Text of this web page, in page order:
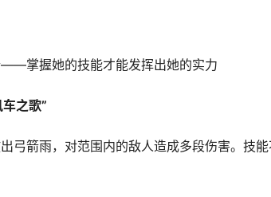
掌握她的技能才能发挥出她的实力
之歌”
弓箭雨，对范围内的敌人造成多段伤害。技